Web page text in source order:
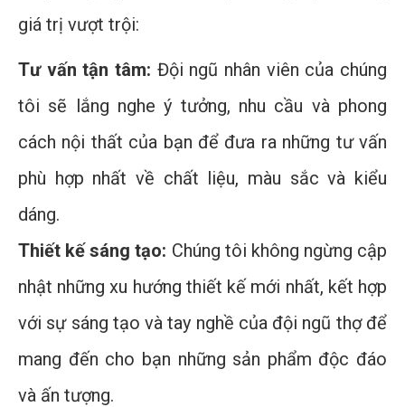
giá trị vượt trội:
Tư vấn tận tâm: Đội ngũ nhân viên của chúng
tôi sẽ lắng nghe ý tưởng, nhu cầu và phong
cách nội thất của bạn để đưa ra những tư vấn
phù hợp nhất về chất liệu, màu sắc và kiểu
dáng.
Thiết kế sáng tạo: Chúng tôi không ngừng cập
nhật những xu hướng thiết kế mới nhất, kết hợp
với sự sáng tạo và tay nghề của đội ngũ thợ để
mang đến cho bạn những sản phẩm độc đáo
và ấn tượng.